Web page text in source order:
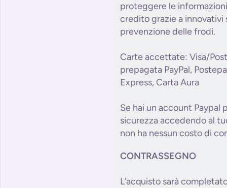
proteggere le
credito grazie a innovativi
prevenzione delle frodi.
Carte accettate: Visa/
prepagata PayPal,
Express, Carta Aura
Se hai un account Paypal
sicurezza accedendo al
non ha nessun costo di
CONTRASSEGNO
L’acquisto sarà